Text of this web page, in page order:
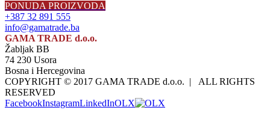
PONUDA PROIZVODA
+387 32 891 555
info@gamatrade.ba
GAMA TRADE d.o.o.
Žabljak BB
74 230 Usora
Bosna i Hercegovina
COPYRIGHT © 2017 GAMA TRADE d.o.o. | ALL RIGHTS
RESERVED
FacebookInstagramLinkedInOLX